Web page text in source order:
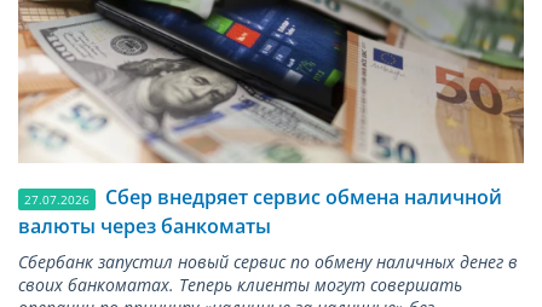
27.07.2026
Сбер внедряет сервис обмена наличной
валюты через банкоматы
Сбербанк запустил новый сервис по обмену наличных денег в
своих банкоматах. Теперь клиенты могут совершать